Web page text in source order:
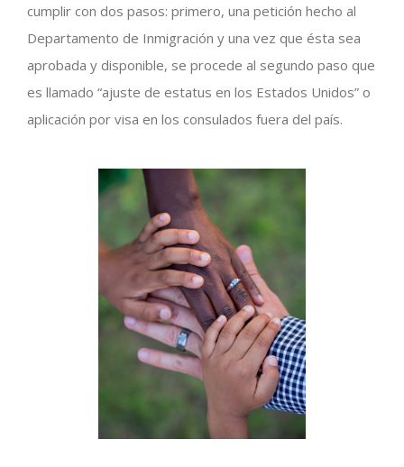
cumplir con dos pasos: primero, una petición hecho al
Departamento de Inmigración y una vez que ésta sea
aprobada y disponible, se procede al segundo paso que
es llamado “ajuste de estatus en los Estados Unidos” o
aplicación por visa en los consulados fuera del país.